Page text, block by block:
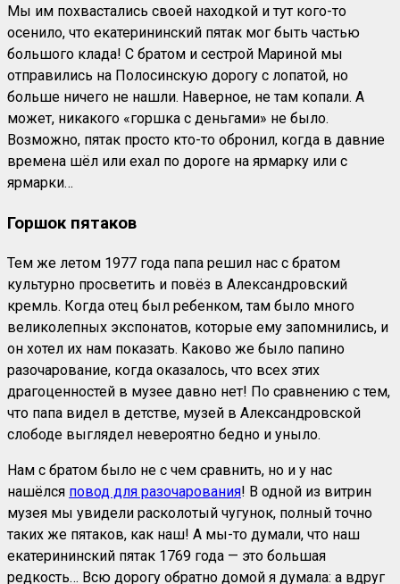
Мы им похвастались своей находкой и тут кого-то
осенило, что екатерининский пятак мог быть частью
большого клада! С братом и сестрой Мариной мы
отправились на Полосинскую дорогу с лопатой, но
больше ничего не нашли. Наверное, не там копали. А
может, никакого «горшка с деньгами» не было.
Возможно, пятак просто кто-то обронил, когда в давние
времена шёл или ехал по дороге на ярмарку или с
ярмарки…
Горшок пятаков
Тем же летом 1977 года папа решил нас с братом
культурно просветить и повёз в Александровский
кремль. Когда отец был ребенком, там было много
великолепных экспонатов, которые ему запомнились, и
он хотел их нам показать. Каково же было папино
разочарование, когда оказалось, что всех этих
драгоценностей в музее давно нет! По сравнению с тем,
что папа видел в детстве, музей в Александровской
слободе выглядел невероятно бедно и уныло.
Нам с братом было не с чем сравнить, но и у нас
нашёлся повод для разочарования! В одной из витрин
музея мы увидели расколотый чугунок, полный точно
таких же пятаков, как наш! А мы-то думали, что наш
екатерининский пятак 1769 года — это большая
редкость… Всю дорогу обратно домой я думала: а вдруг